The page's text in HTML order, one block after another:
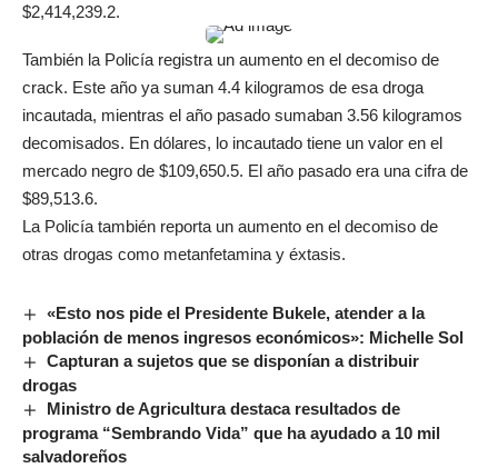
$2,414,239.2.
También la Policía registra un aumento en el decomiso de
crack. Este año ya suman 4.4 kilogramos de esa droga
incautada, mientras el año pasado sumaban 3.56 kilogramos
decomisados. En dólares, lo incautado tiene un valor en el
mercado negro de $109,650.5. El año pasado era una cifra de
$89,513.6.
La Policía también reporta un aumento en el decomiso de
otras drogas como metanfetamina y éxtasis.
«Esto nos pide el Presidente Bukele, atender a la
población de menos ingresos económicos»: Michelle Sol
Capturan a sujetos que se disponían a distribuir
drogas
Ministro de Agricultura destaca resultados de
programa “Sembrando Vida” que ha ayudado a 10 mil
salvadoreños